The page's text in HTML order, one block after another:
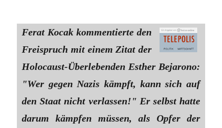
Ferat Kocak kommentierte den
Freispruch mit einem Zitat der
Holocaust-Überlebenden Esther Bejarono:
"Wer gegen Nazis kämpft, kann sich auf
den Staat nicht verlassen!" Er selbst hatte
darum kämpfen müssen, als Opfer der